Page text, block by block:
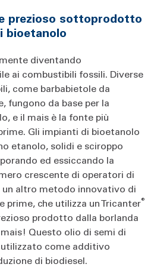
prezioso sottoprodotto
bioetanolo
diventando
ai combustibili fossili. Diverse
come barbabietole da
fungono da base per la
e il mais è la fonte più
Gli impianti di bioetanolo
etanolo, solidi e sciroppo
ed essiccando la
crescente di operatori di
altro metodo innovativo di
prime, che utilizza un Tricanter®
prodotto dalla borlanda
Questo olio di semi di
come additivo
di biodiesel.